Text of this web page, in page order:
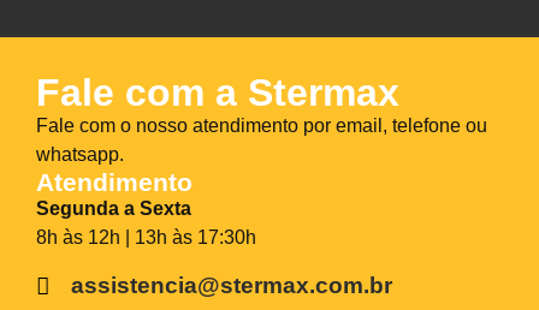
Fale com a Stermax
Fale com o nosso atendimento por email, telefone ou
whatsapp.
Atendimento
Segunda a Sexta
8h às 12h | 13h às 17:30h
assistencia@stermax.com.br